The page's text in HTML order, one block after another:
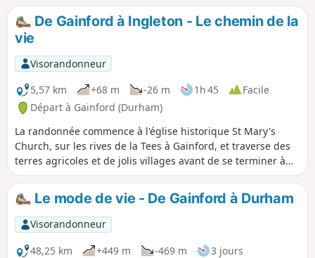
De Gainford à Ingleton - Le chemin de la
vie
Visorandonneur
5,57 km
+68 m -26 m 1h 45
Facile
Départ à Gainford (Durham)
La randonnée commence à l'église historique St Mary's
Church, sur les rives de la Tees à Gainford, et traverse des
terres agricoles et de jolis villages avant de se terminer à
Ingleton.
Le mode de vie - De Gainford à Durham
Visorandonneur
48,25 km
+449 m -469 m
3 jours